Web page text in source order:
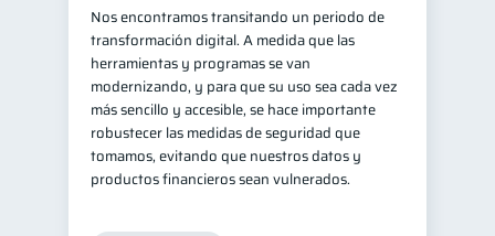
Nos encontramos transitando un periodo de
transformación digital. A medida que las
herramientas y programas se van
modernizando, y para que su uso sea cada vez
más sencillo y accesible, se hace importante
robustecer las medidas de seguridad que
tomamos, evitando que nuestros datos y
productos financieros sean vulnerados.